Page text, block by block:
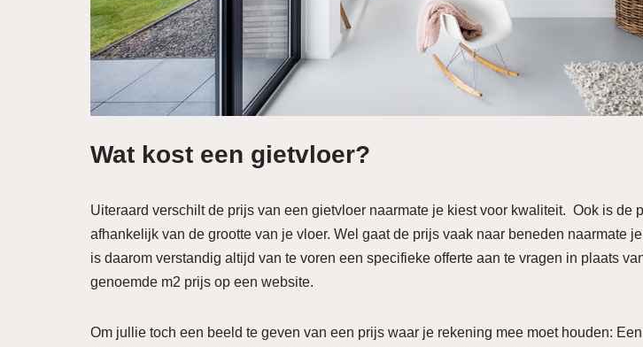
Wat kost een gietvloer?
Uiteraard verschilt de prijs van een gietvloer naarmate je kiest voor kwaliteit. Ook is de
afhankelijk van de grootte van je vloer. Wel gaat de prijs vaak naar beneden naarmate
is daarom verstandig altijd van te voren een specifieke offerte aan te vragen in plaats
genoemde m2 prijs op een website.
Om jullie toch een beeld te geven van een prijs waar je rekening mee moet houden: